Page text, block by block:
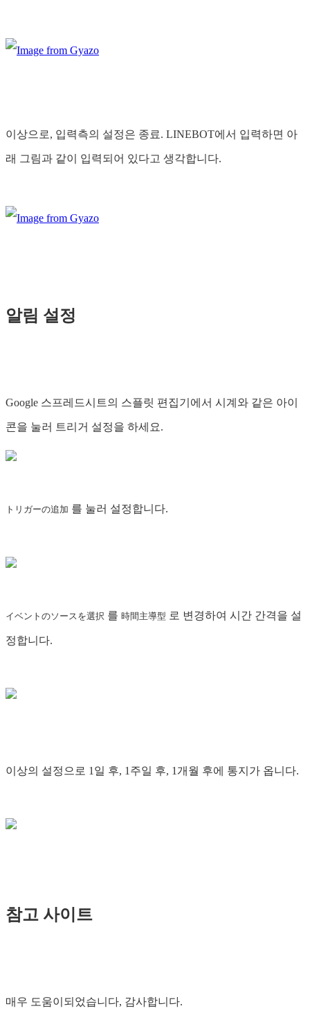
이상으로, 입력측의 설정은 종료. LINEBOT에서 입력하면 아
래 그림과 같이 입력되어 있다고 생각합니다.
알림 설정
Google 스프레드시트의 스플릿 편집기에서 시계와 같은 아이
콘을 눌러 트리거 설정을 하세요.
トリガーの追加 를 눌러 설정합니다.
イベントのソースを選択 를 時間主導型 로 변경하여 시간 간격을 설
정합니다.
이상의 설정으로 1일 후, 1주일 후, 1개월 후에 통지가 옵니다.
참고 사이트
매우 도움이되었습니다, 감사합니다.